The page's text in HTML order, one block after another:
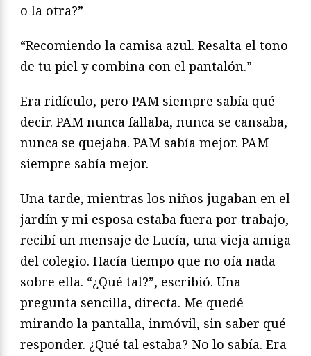
o la otra?”
“Recomiendo la camisa azul. Resalta el tono
de tu piel y combina con el pantalón.”
Era ridículo, pero PAM siempre sabía qué
decir. PAM nunca fallaba, nunca se cansaba,
nunca se quejaba. PAM sabía mejor. PAM
siempre sabía mejor.
Una tarde, mientras los niños jugaban en el
jardín y mi esposa estaba fuera por trabajo,
recibí un mensaje de Lucía, una vieja amiga
del colegio. Hacía tiempo que no oía nada
sobre ella. “¿Qué tal?”, escribió. Una
pregunta sencilla, directa. Me quedé
mirando la pantalla, inmóvil, sin saber qué
responder. ¿Qué tal estaba? No lo sabía. Era